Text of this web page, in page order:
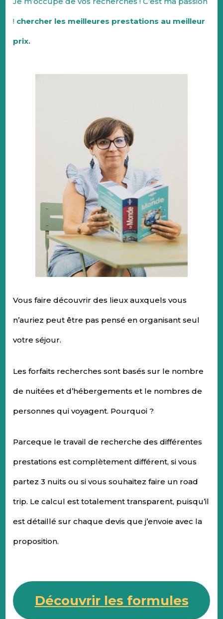
! chercher les meilleures prestations au meilleur
prix.
Vous faire découvrir des lieux auxquels vous
n’auriez peut être pas pensé en organisant seul
votre séjour.
Les forfaits recherches sont basés sur le nombre
de nuitées et d’hébergements et le nombres de
personnes qui voyagent. Pourquoi ?
Parceque le travail de recherche des différentes
prestations est complètement différent, si vous
partez 3 nuits ou si vous souhaitez faire un road
trip. Le calcul est totalement transparent, puisqu’il
est détaillé sur chaque devis que j’envoie avec la
proposition.
Découvrir les formules